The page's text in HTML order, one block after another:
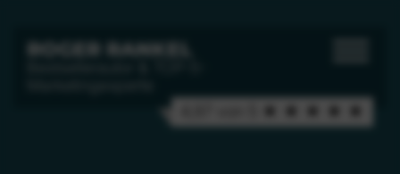
ROGER RANKEL